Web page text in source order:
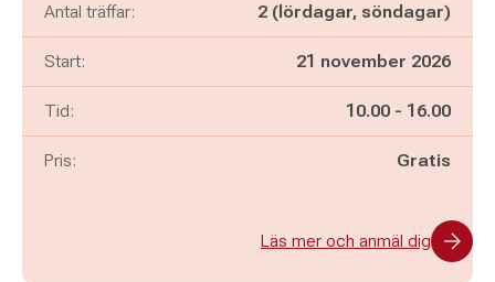
Antal träffar: 2 (lördagar, söndagar)
Start: 21 november 2026
Tid: Pågår mellan
10.00 - och
16.00
Pris: Gratis
Läs mer och anmäl dig